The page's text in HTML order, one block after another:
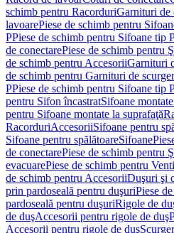
schimb pentru RacorduriGarnituri de
lavoarePiese de schimb pentru
PPiese de schimb pentru Sifoane tip
de conectarePiese de schimb pentru
de schimb pentru AccesoriiGarnituri
de schimb pentru Garnituri de
PPiese de schimb pentru Sifoane tip
pentru Sifon încastratSifoane
pentru Sifoane montate la suprafaţă
RacorduriAccesoriiSifoane pentru
Sifoane pentru spălătoareSifoane
de conectarePiese de schimb pentru
evacuarePiese de schimb pentru
de schimb pentru AccesoriiDuşuri şi
prin pardoseală pentru duşuriPiese
pardoseală pentru duşuriRigole de
de duşAccesorii pentru rigole de duş
Accesorii pentru rigole de duş